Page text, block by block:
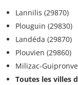
Lannilis (29870)
Plouguin (29830)
Landéda (29870)
Plouvien (29860)
Milizac-
Toutes les villes